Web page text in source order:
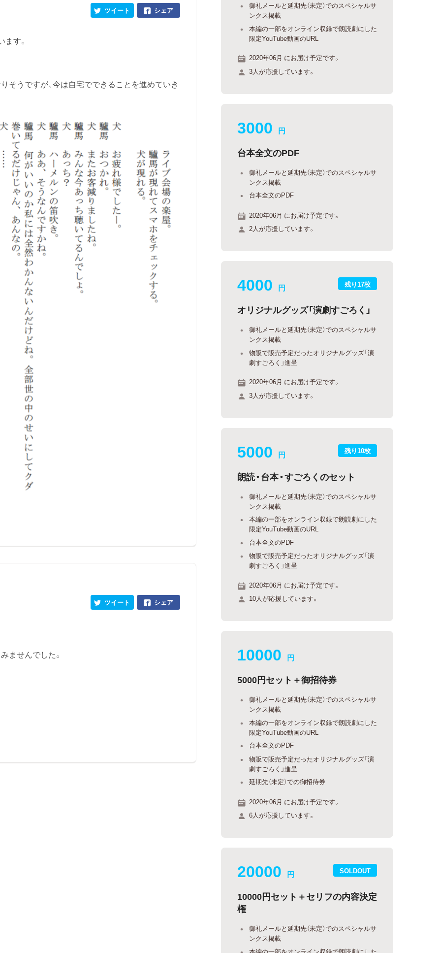
シェア
ツイート
す。
そうですが、今は自宅でできることを進めていき
シェア
ツイート
ませんでした。
御礼メールと延期先（未定）でのスペシャルサ
ンクス掲載
本編の一部をオンライン収録で朗読劇にした
限定YouTube動画のURL
2020年06月 にお届け予定です。
3人が応援しています。
3000 円
台本全文のPDF
御礼メールと延期先（未定）でのスペシャルサ
ンクス掲載
台本全文のPDF
2020年06月 にお届け予定です。
2人が応援しています。
残り17枚
4000 円
オリジナルグッズ「演劇すごろく」
御礼メールと延期先（未定）でのスペシャルサ
ンクス掲載
物販で販売予定だったオリジナルグッズ「演
劇すごろく」進呈
2020年06月 にお届け予定です。
3人が応援しています。
残り10枚
5000 円
朗読・台本・すごろくのセット
御礼メールと延期先（未定）でのスペシャルサ
ンクス掲載
本編の一部をオンライン収録で朗読劇にした
限定YouTube動画のURL
台本全文のPDF
物販で販売予定だったオリジナルグッズ「演
劇すごろく」進呈
2020年06月 にお届け予定です。
10人が応援しています。
10000 円
5000円セット＋御招待券
御礼メールと延期先（未定）でのスペシャルサ
ンクス掲載
本編の一部をオンライン収録で朗読劇にした
限定YouTube動画のURL
台本全文のPDF
物販で販売予定だったオリジナルグッズ「演
劇すごろく」進呈
延期先（未定）での御招待券
2020年06月 にお届け予定です。
6人が応援しています。
SOLDOUT
20000 円
10000円セット＋セリフの内容決定
権
御礼メールと延期先（未定）でのスペシャルサ
ンクス掲載
本編の一部をオンライン収録で朗読劇にした